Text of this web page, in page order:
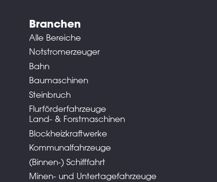
Branchen
Alle Bereiche
Notstromerzeuger
Bahn
Baumaschinen
Steinbruch
Flurförderfahrzeuge
Land- & Forstmaschinen
Blockheizkraftwerke
Kommunalfahrzeuge
(Binnen-) Schifffahrt
Minen- und Untertagefahrzeuge